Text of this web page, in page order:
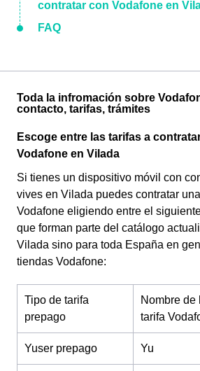
contratar con Vodafone en
FAQ
Toda la infromación sobre
contacto, tarifas, trámites
Escoge entre las tarifas a
Vodafone en Vilada
Si tienes un dispositivo móvil con
vives en Vilada puedes contratar
Vodafone eligiendo entre el
que forman parte del catálogo
Vilada sino para toda España en
tiendas Vodafone:
Tipo de tarifa
prepago
Nombre de
tarifa
Yuser prepago Yu